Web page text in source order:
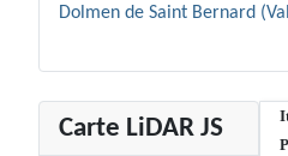
Dolmen de Saint Bernard
Carte LiDAR JS